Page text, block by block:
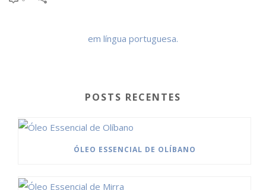
POSTS RECENTES
ÓLEO ESSENCIAL DE OLÍBANO